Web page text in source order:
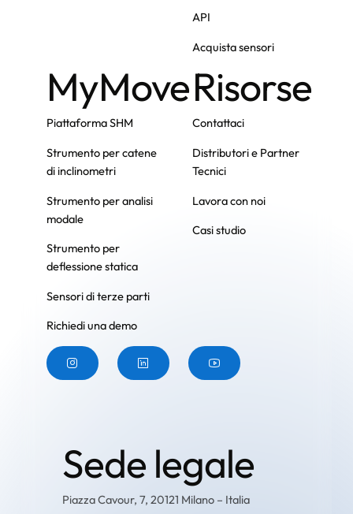
API
Acquista sensori
MyMove
Piattaforma SHM
Strumento per catene
di inclinometri
Strumento per analisi
modale
Strumento per
deflessione statica
Sensori di terze parti
Richiedi una demo
Risorse
Contattaci
Distributori e Partner
Tecnici
Lavora con noi
Casi studio
Pulsante Pulsante Pulsante
Sede legale
Piazza Cavour, 7, 20121 Milano – Italia